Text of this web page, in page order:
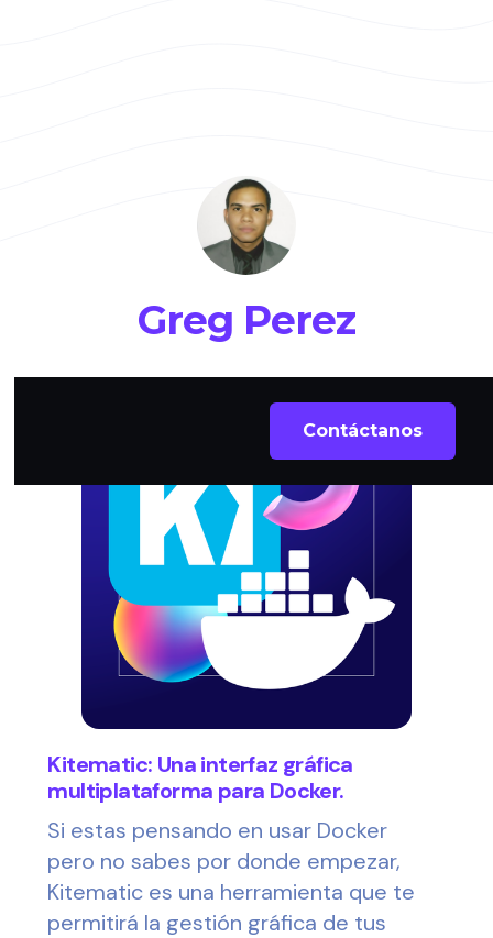
Greg Perez
Contáctanos
Kitematic: Una interfaz gráfica
multiplataforma para Docker.
Si estas pensando en usar Docker
pero no sabes por donde empezar,
Kitematic es una herramienta que te
permitirá la gestión gráfica de tus